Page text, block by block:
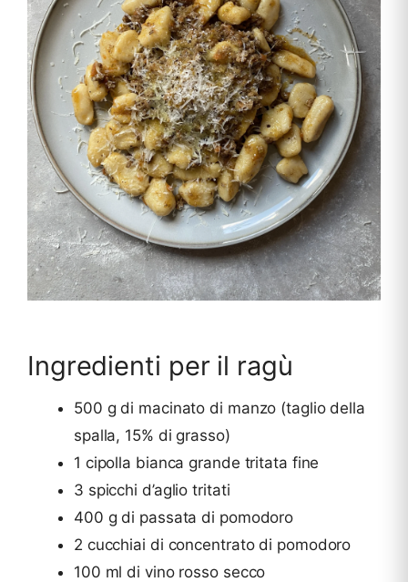
Ingredienti per il ragù
500 g di macinato di manzo (taglio della
spalla, 15% di grasso)
1 cipolla bianca grande tritata fine
3 spicchi d’aglio tritati
400 g di passata di pomodoro
2 cucchiai di concentrato di pomodoro
100 ml di vino rosso secco